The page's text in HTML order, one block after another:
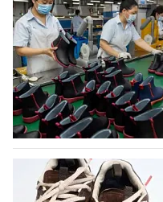
условия
дизайнерских
Российский
раздел для продажи
дизайнерских марок
Бренды также получат
06.08.2026 376
Объем мирового
2025 году